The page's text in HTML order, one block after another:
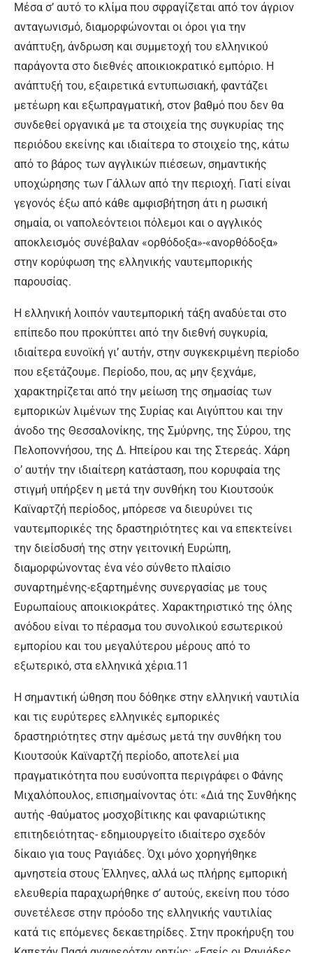
Μέσα σ’ αυτό το κλίμα που σφραγίζεται από τον άγριον
ανταγωνισμό, διαμορφώνονται οι όροι για την
ανάπτυξη, άνδρωση και συμμετοχή του ελληνικού
παράγοντα στο διεθνές αποικιοκρατικό εμπόριο. Η
ανάπτυξή του, εξαιρετικά εντυπωσιακή, φαντάζει
μετέωρη και εξωπραγματική, στον βαθμό που δεν θα
συνδεθεί οργανικά με τα στοιχεία της συγκυρίας της
περιόδου εκείνης και ιδιαίτερα το στοιχείο της, κάτω
από το βάρος των αγγλικών πιέσεων, σημαντικής
υποχώρησης των Γάλλων από την περιοχή. Γιατί είναι
γεγονός έξω από κάθε αμφισβήτηση άτι η ρωσική
σημαία, οι ναπολεόντειοι πόλεμοι και ο αγγλικός
αποκλεισμός συνέβαλαν «ορθόδοξα»-«ανορθόδοξα»
στην κορύφωση της ελληνικής ναυτεμπορικής
παρουσίας.
Η ελληνική λοιπόν ναυτεμπορική τάξη αναδύεται στο
επίπεδο που προκύπτει από την διεθνή συγκυρία,
ιδιαίτερα ευνοϊκή γι’ αυτήν, στην συγκεκριμένη περίοδο
που εξετάζουμε. Περίοδο, που, ας μην ξεχνάμε,
χαρακτηρίζεται από την μείωση της σημασίας των
εμπορικών λιμένων της Συρίας και Αιγύπτου και την
άνοδο της Θεσσαλονίκης, της Σμύρνης, της Σύρου, της
Πελοποννήσου, της Δ. Ηπείρου και της Στερεάς. Χάρη
ο’ αυτήν την ιδιαίτερη κατάσταση, που κορυφαία της
στιγμή υπήρξεν η μετά την συνθήκη του Κιουτσούκ
Καϊναρτζή περίοδος, μπόρεσε να διευρύνει τις
ναυτεμπορικές της δραστηριότητες και να επεκτείνει
την διείσδυσή της στην γειτονική Ευρώπη,
διαμορφώνοντας ένα νέο σύνθετο πλαίσιο
συναρτημένης-εξαρτημένης συνεργασίας με τους
Ευρωπαίους αποικιοκράτες. Χαρακτηριστικό της όλης
ανόδου είναι το πέρασμα του συνολικού εσωτερικού
εμπορίου και του μεγαλύτερου μέρους από το
εξωτερικό, στα ελληνικά χέρια.11
Η σημαντική ώθηση που δόθηκε στην ελληνική ναυτιλία
και τις ευρύτερες ελληνικές εμπορικές
δραστηριότητες στην αμέσως μετά την συνθήκη του
Κιουτσούκ Καϊναρτζή περίοδο, αποτελεί μια
πραγματικότητα που ευσύνοπτα περιγράφει ο Φάνης
Μιχαλόπουλος, επισημαίνοντας ότι: «Διά της Συνθήκης
αυτής -θαύματος μοσχοβίτικης και φαναριώτικης
επιτηδειότητας- εδημιουργείτο ιδιαίτερο σχεδόν
δίκαιο για τους Ραγιάδες. Όχι μόνο χορηγήθηκε
αμνηστεία στους Έλληνες, αλλά ως πλήρης εμπορική
ελευθερία παραχωρήθηκε σ’ αυτούς, εκείνη που τόσο
συνετέλεσε στην πρόοδο της ελληνικής ναυτιλίας
κατά τις επόμενες δεκαετηρίδες. Στην προκήρυξη του